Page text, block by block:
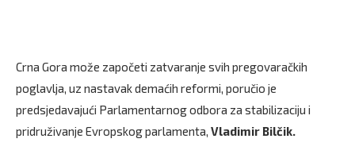
Crna Gora može započeti zatvaranje svih pregovaračkih
poglavlja, uz nastavak demaćih reformi, poručio je
predsjedavajući Parlamentarnog odbora za stabilizaciju i
pridruživanje Evropskog parlamenta, Vladimir Bilčik.